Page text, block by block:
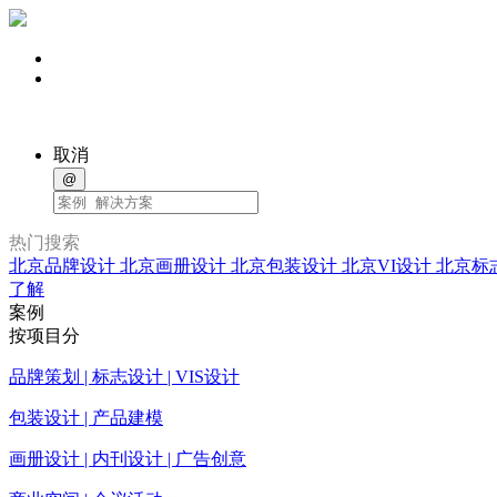
取消
@
热门搜索
北京品牌设计 北京画册设计 北京包装设计 北京VI设计 北京标
了解
案例
按项目分
品牌策划 | 标志设计 | VIS设计
包装设计 | 产品建模
画册设计 | 内刊设计 | 广告创意